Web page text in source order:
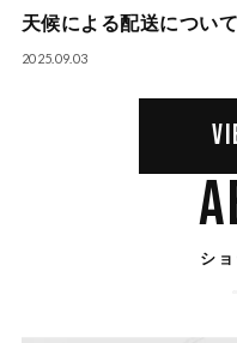
シ
天候による配送について
2025.09.03